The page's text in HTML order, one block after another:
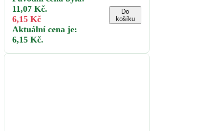
11,07 Kč.
6,15 Kč
Aktuální cena je:
6,15 Kč.
Do
košíku